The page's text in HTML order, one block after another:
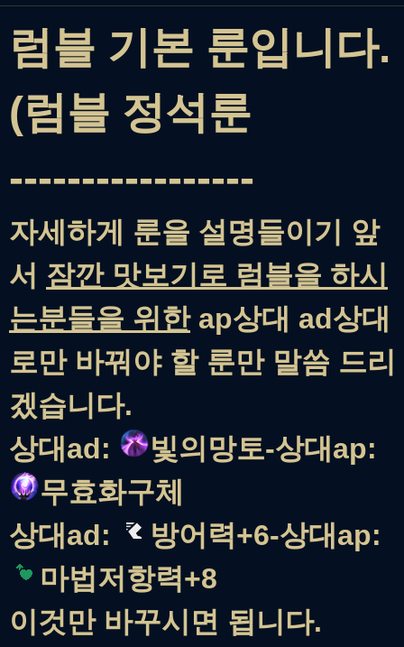
럼블 기본 룬입니다.
(럼블 정석룬
-----------------
자세하게 룬을 설명들이기 앞
서 잠깐 맛보기로 럼블을 하시
는분들을 위한ap상대 ad상대
로만 바꿔야 할 룬만 말씀 드리
겠습니다.
상대ad:
빛의망토-상대ap:
무효화구체
상대ad:
방어력+6-상대ap:
마법저항력+8
이것만 바꾸시면 됩니다.